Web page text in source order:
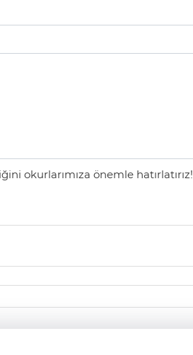
okurlarımıza önemle hatırlatırız!